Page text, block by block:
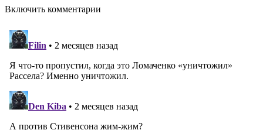
Включить комментарии